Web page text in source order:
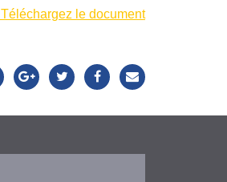
Téléchargez le document